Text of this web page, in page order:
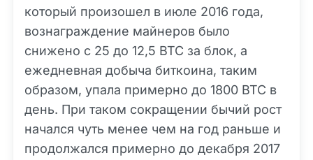
который произошел в июле 2016 года,
вознаграждение майнеров было
снижено с 25 до 12,5 BTC за блок, а
ежедневная добыча биткоина, таким
образом, упала примерно до 1800 BTC в
день. При таком сокращении бычий рост
начался чуть менее чем на год раньше и
продолжался примерно до декабря 2017